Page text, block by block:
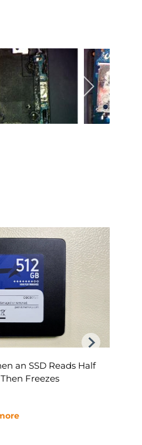
Galaxy S23 Ultra
Failure